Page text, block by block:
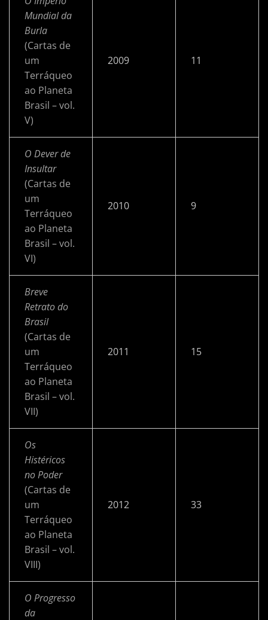
Mundial da
Burla
(Cartas de
um
Terráqueo
ao Planeta
Brasil – vol.
V)
2009 11
O Dever de
Insultar
(Cartas de
um
Terráqueo
ao Planeta
Brasil – vol.
VI)
2010 9
Breve
Retrato do
Brasil
(Cartas de
um
Terráqueo
ao Planeta
Brasil – vol.
VII)
2011 15
Os
Histéricos
no Poder
(Cartas de
um
Terráqueo
ao Planeta
Brasil – vol.
VIII)
2012 33
O Progresso
da